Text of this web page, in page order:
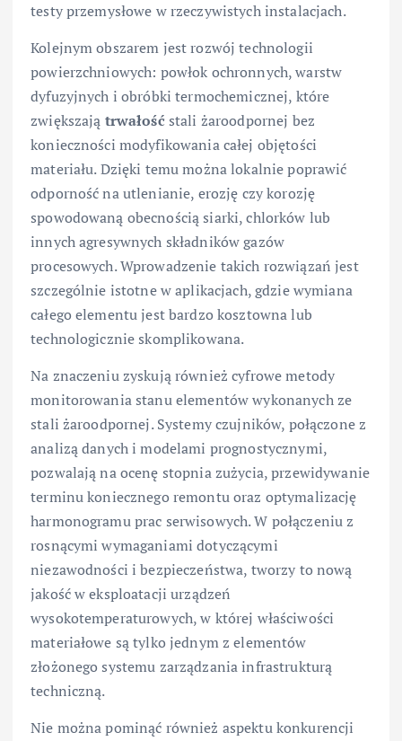
testy przemysłowe w rzeczywistych instalacjach.
Kolejnym obszarem jest rozwój technologii
powierzchniowych: powłok ochronnych, warstw
dyfuzyjnych i obróbki termochemicznej, które
zwiększają trwałość stali żaroodpornej bez
konieczności modyfikowania całej objętości
materiału. Dzięki temu można lokalnie poprawić
odporność na utlenianie, erozję czy korozję
spowodowaną obecnością siarki, chlorków lub
innych agresywnych składników gazów
procesowych. Wprowadzenie takich rozwiązań jest
szczególnie istotne w aplikacjach, gdzie wymiana
całego elementu jest bardzo kosztowna lub
technologicznie skomplikowana.
Na znaczeniu zyskują również cyfrowe metody
monitorowania stanu elementów wykonanych ze
stali żaroodpornej. Systemy czujników, połączone z
analizą danych i modelami prognostycznymi,
pozwalają na ocenę stopnia zużycia, przewidywanie
terminu koniecznego remontu oraz optymalizację
harmonogramu prac serwisowych. W połączeniu z
rosnącymi wymaganiami dotyczącymi
niezawodności i bezpieczeństwa, tworzy to nową
jakość w eksploatacji urządzeń
wysokotemperaturowych, w której właściwości
materiałowe są tylko jednym z elementów
złożonego systemu zarządzania infrastrukturą
techniczną.
Nie można pominąć również aspektu konkurencji